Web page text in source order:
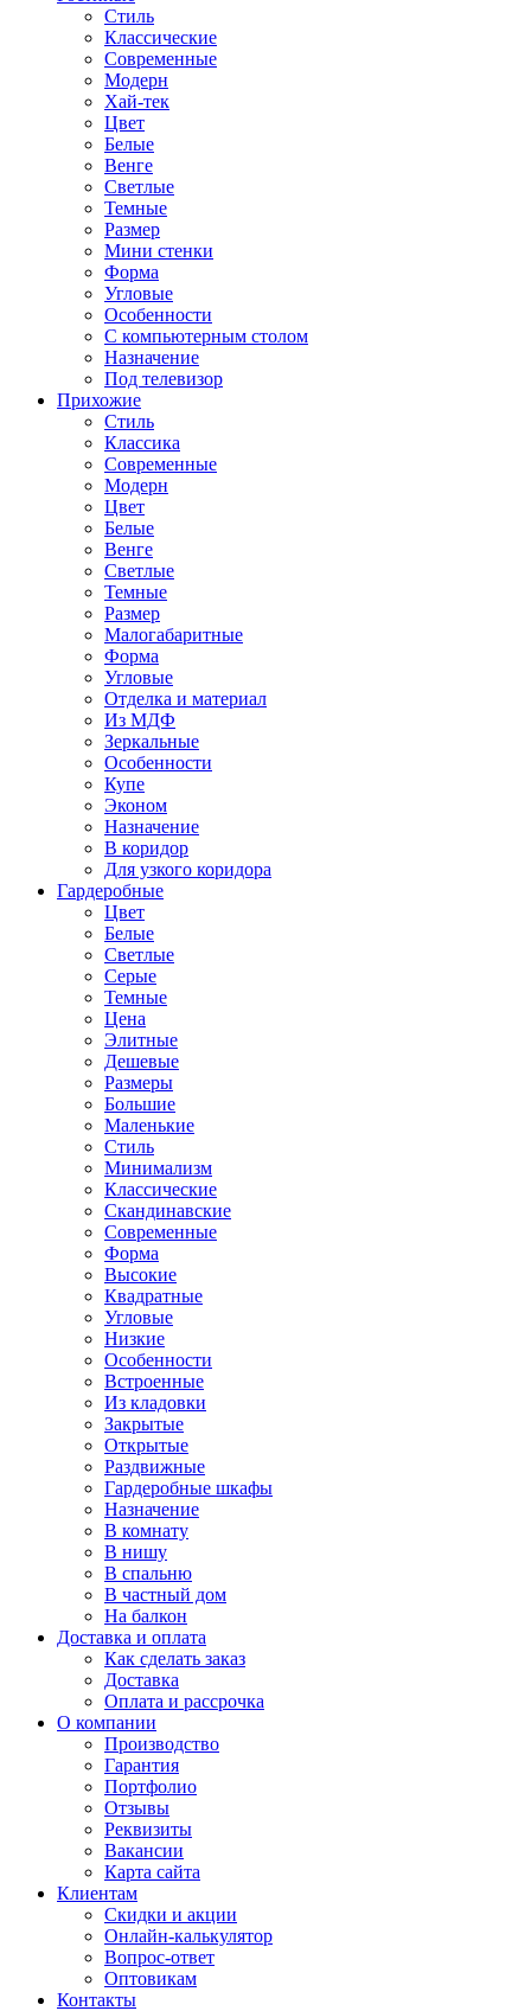
Стиль
Классические
Современные
Модерн
Хай-тек
Цвет
Белые
Венге
Светлые
Темные
Размер
Мини стенки
Форма
Угловые
Особенности
С компьютерным столом
Назначение
Под телевизор
Прихожие
Стиль
Классика
Современные
Модерн
Цвет
Белые
Венге
Светлые
Темные
Размер
Малогабаритные
Форма
Угловые
Отделка и материал
Из МДФ
Зеркальные
Особенности
Купе
Эконом
Назначение
В коридор
Для узкого коридора
Гардеробные
Цвет
Белые
Светлые
Серые
Темные
Цена
Элитные
Дешевые
Размеры
Большие
Маленькие
Стиль
Минимализм
Классические
Скандинавские
Современные
Форма
Высокие
Квадратные
Угловые
Низкие
Особенности
Встроенные
Из кладовки
Закрытые
Открытые
Раздвижные
Гардеробные шкафы
Назначение
В комнату
В нишу
В спальню
В частный дом
На балкон
Доставка и оплата
Как сделать заказ
Доставка
Оплата и рассрочка
О компании
Производство
Гарантия
Портфолио
Отзывы
Реквизиты
Вакансии
Карта сайта
Клиентам
Скидки и акции
Онлайн-калькулятор
Вопрос-ответ
Оптовикам
Контакты